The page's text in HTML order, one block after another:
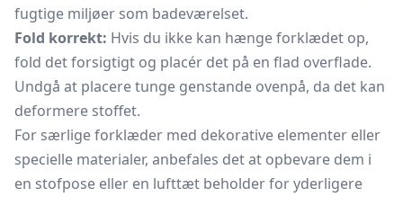
fugtige miljøer som badeværelset.
Fold korrekt: Hvis du ikke kan hænge forklædet op,
fold det forsigtigt og placér det på en flad overflade.
Undgå at placere tunge genstande ovenpå, da det kan
deformere stoffet.
For særlige forklæder med dekorative elementer eller
specielle materialer, anbefales det at opbevare dem i
en stofpose eller en lufttæt beholder for yderligere